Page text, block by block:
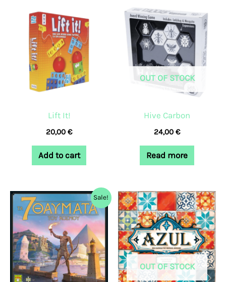
Lift It!
20,00 €
Add to cart
OUT OF STOCK
Hive Carbon
24,00 €
Read more
Sale!
Original
price
was:
45,99 €.
Current
price
is:
42,99 €.
OUT OF STOCK